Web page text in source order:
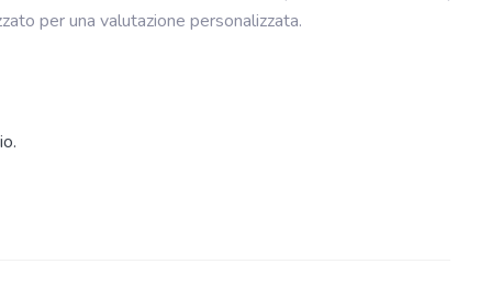
per una valutazione personalizzata.